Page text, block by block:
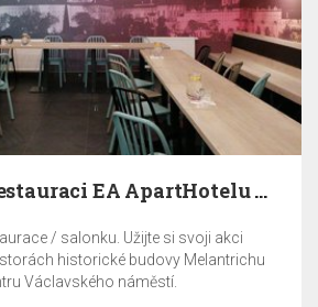
Vaše akce v restauraci EA ApartHotelu Melantrich
/ salonku. Užijte si svoji akci
historické budovy Melantrichu
Václavského náměstí.